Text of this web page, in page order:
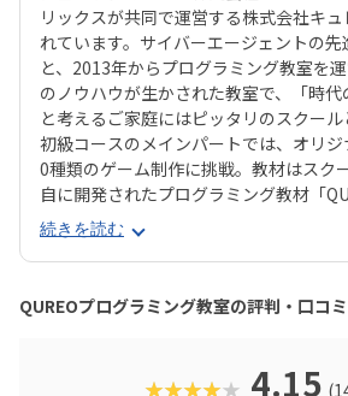
リックスが共同で運営する株式会社キ
れています。サイバーエージェントの
と、2013年からプログラミング教室を
のノウハウが生かされた教室で、「時代
と考えるご家庭にはピッタリのスクール
初級コースのメインパートでは、オリ
0種類のゲーム制作に挑戦。教材はスク
自に開発されたプログラミング教材「
オ）」です。スマホゲームのような感覚
るのに、本格的な内容が学べるのが魅力
「やらされている感」がないので、楽
ていくようなペースでどんどん学習を進
のデザイン性も高く、実際にスマホゲー
クに慣れている今の子どもでも、「安っ
続きを読む
QUREOプログラミング教室の評判・口コ
★★★★★ 4.15